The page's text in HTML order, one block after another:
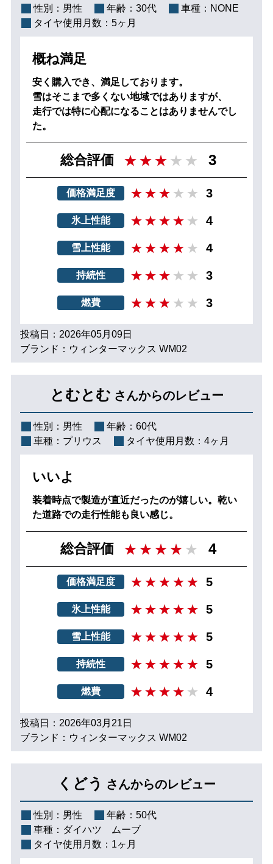
性別： 男性 年齢： 30代 車種： NONE
タイヤ使用月数： 5ヶ月
概ね満足
安く購入でき、満足しております。
雪はそこまで多くない地域ではありますが、
走行では特に心配になることはありませんでし
た。
総合評価 3
価格満足度 3
氷上性能 4
雪上性能 4
持続性 3
燃費 3
投稿日：2026年05月09日
ブランド：ウィンターマックス WM02
とむとむ さんからのレビュー
性別： 男性 年齢： 60代
車種： プリウス タイヤ使用月数： 4ヶ月
いいよ
装着時点で製造が直近だったのが嬉しい。乾い
た道路での走行性能も良い感じ。
総合評価 4
価格満足度 5
氷上性能 5
雪上性能 5
持続性 5
燃費 4
投稿日：2026年03月21日
ブランド：ウィンターマックス WM02
くどう さんからのレビュー
性別： 男性 年齢： 50代
車種： ダイハツ ムーブ
タイヤ使用月数： 1ヶ月